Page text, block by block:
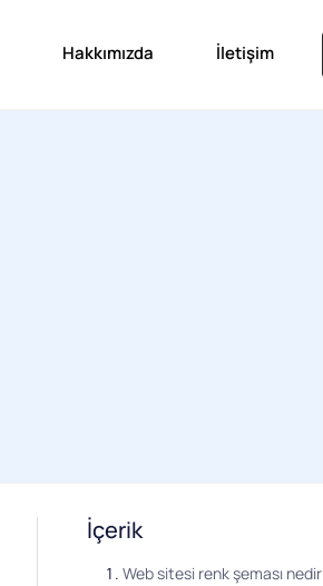
Hakkımızda İletişim
İçerik
Web sitesi renk şeması